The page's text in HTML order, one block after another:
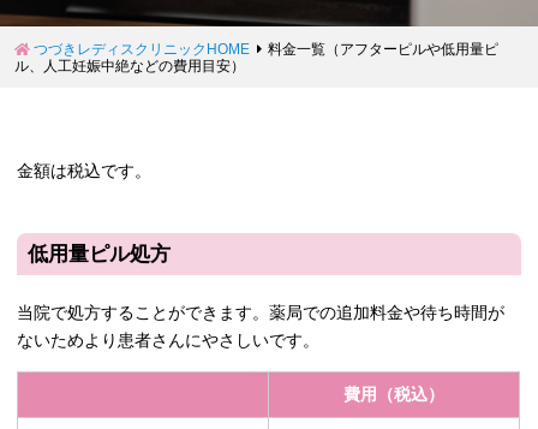
つづきレディスクリニックHOME
料金一覧（アフターピルや低用量ピ
ル、人工妊娠中絶などの費用目安）
金額は税込です。
低用量ピル処方
当院で処方することができます。薬局での追加料金や待ち時間が
ないためより患者さんにやさしいです。
費用（税込）